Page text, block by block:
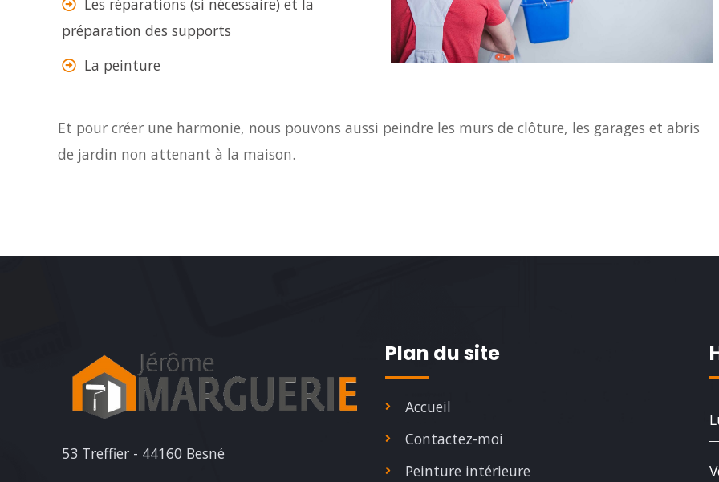
Les réparations (si nécessaire) et la
préparation des supports
La peinture
Et pour créer une harmonie, nous pouvons aussi peindre les murs de clôture, les garages et abris
de jardin non attenant à la maison.
53 Treffier - 44160 Besné
Plan du site
Accueil
Contactez-moi
Peinture intérieure